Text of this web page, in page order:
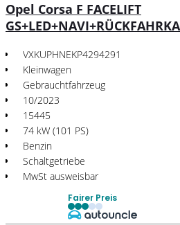
Opel Corsa F FACELIFT
VXKUPHNEKP4294291
Kleinwagen
Gebrauchtfahrzeug
10/2023
15445
74 kW (101 PS)
Benzin
Schaltgetriebe
MwSt ausweisbar
Fairer Preis